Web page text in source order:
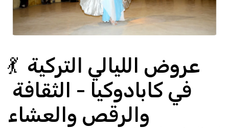
💃 عروض الليالي التركية
والرقص والعشاء